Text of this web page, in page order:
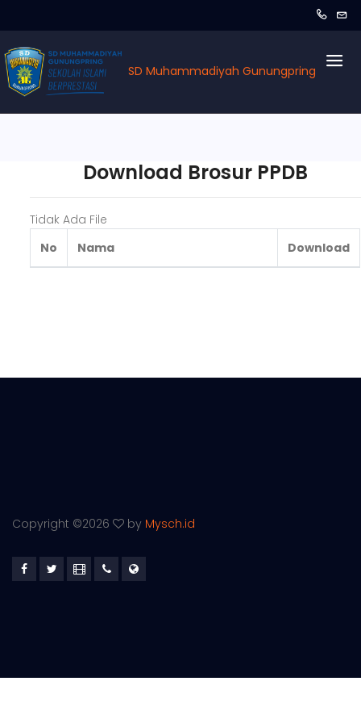
SD Muhammadiyah Gunungpring
Download Brosur PPDB
Tidak Ada File
No
Nama Download
Copyright ©2026 by Mysch.id